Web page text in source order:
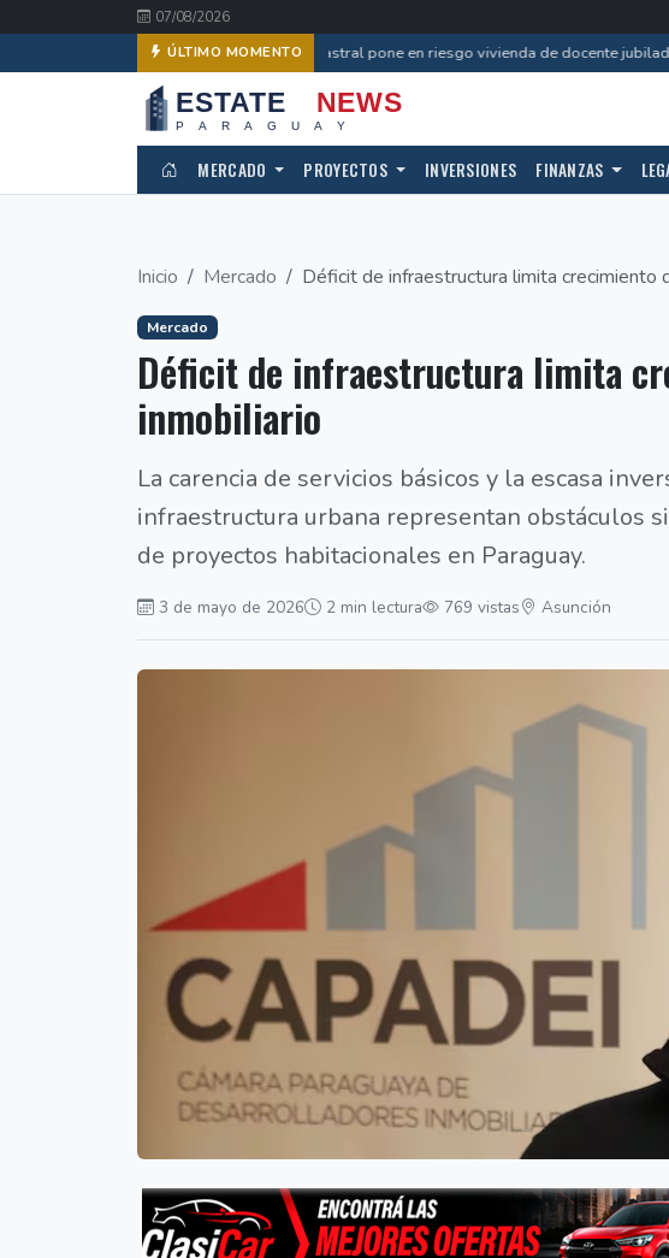
07/08/2026
ÚLTIMO MOMENTOError catastral pone en riesgo vivienda de docente jubilada
MERCADO PROYECTOS INVERSIONES FINANZAS
Inicio Mercado Déficit de infraestructura limita crecimiento
Mercado
Déficit de infraestructura limita
inmobiliario
La carencia de servicios básicos y la escasa
infraestructura urbana representan obstáculos
de proyectos habitacionales en Paraguay.
3 de mayo de 2026 2 min lectura 769 vistas Asunción